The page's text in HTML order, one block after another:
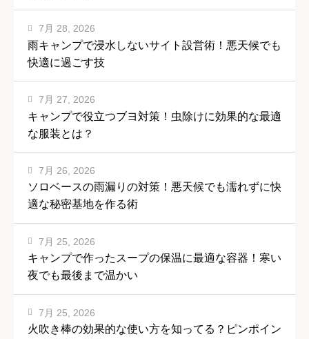
雨キャンプで浸水しないサイト設営術！悪天候でも
快適に過ごす技
7月 28, 2026
キャンプで役立つブヨ対策！虫除けに効果的な最適
な服装とは？
7月 27, 2026
ソロベースの雨漏りの対策！悪天候でも濡れずに快
適な秘密基地を作る術
7月 26, 2026
キャンプで作ったスープの保温に最適な容器！寒い
夜でも最後まで温かい
7月 25, 2026
火吹き棒の効果的な使い方を知ってる？ピンポイン
7月 25, 2026